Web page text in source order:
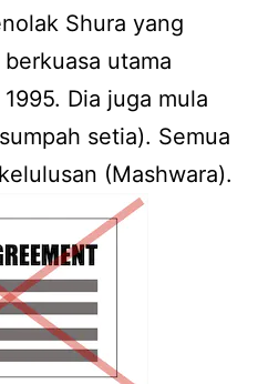
Shura yang
utama
Dia juga mula
setia). Semua
(Mashwara).